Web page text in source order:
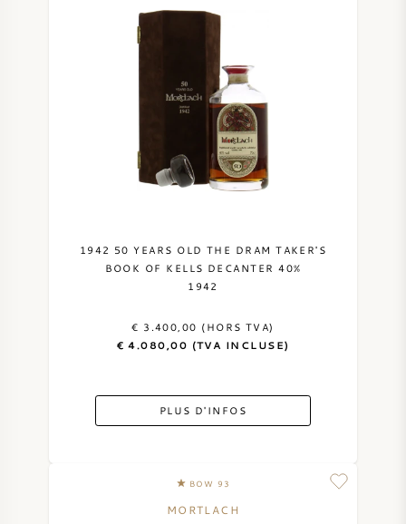
PINOT NOIR
La distillerie Mortlach fut rachetée par John Walker &
Sons en 1923, qui à son tour fut rachetée par le
propriétaire actuel de la distillerie, DCL (Diageo).
1942 50 YEARS OLD THE DRAM TAKER'S
BOOK OF KELLS DECANTER 40%
1942
€ 3.400,00 (HORS TVA)
€ 4.080,00 (TVA INCLUSE)
PLUS D'INFOS
BOW 93
MORTLACH